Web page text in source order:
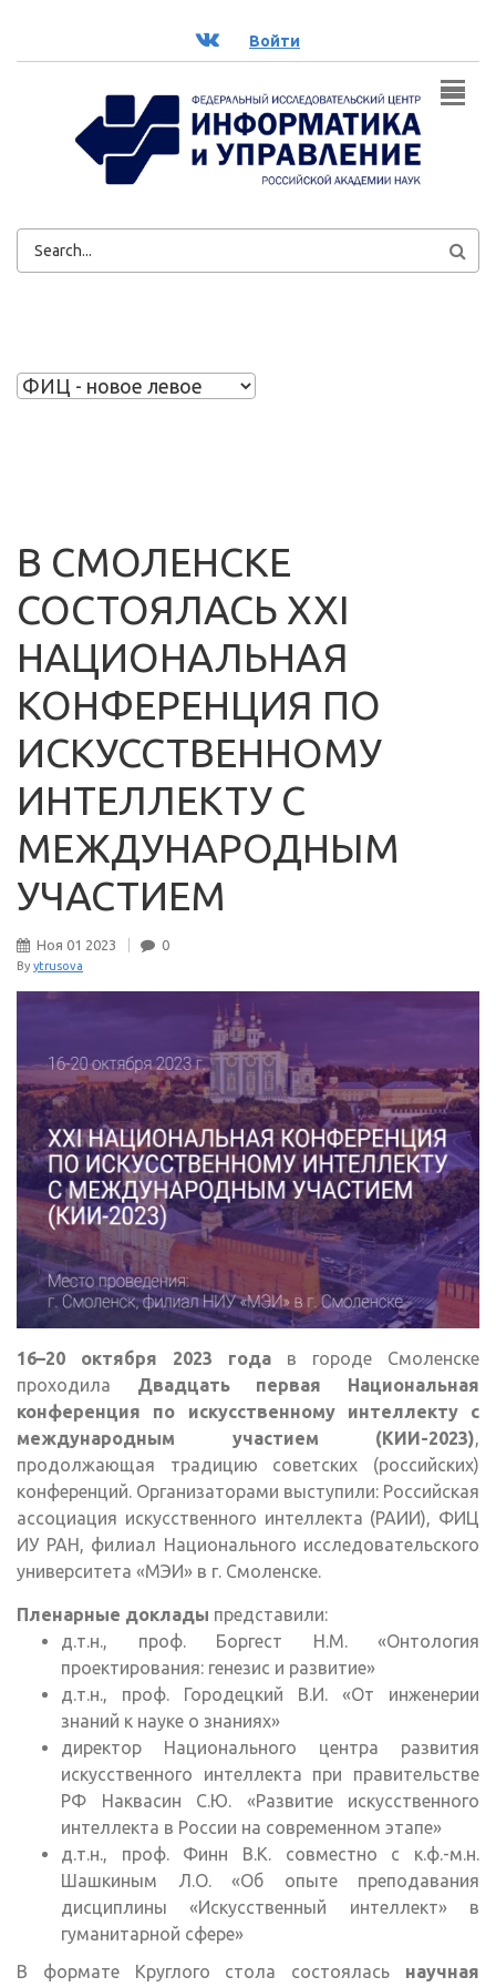
ВК Войти
ФОРМА
В СМОЛЕНСКЕ
СОСТОЯЛАСЬ XXI
НАЦИОНАЛЬНАЯ
КОНФЕРЕНЦИЯ ПО
ИСКУССТВЕННОМУ
ИНТЕЛЛЕКТУ С
МЕЖДУНАРОДНЫМ
УЧАСТИЕМ
Ноя 01 2023 0
By ytrusova
16–20 октября 2023 года в городе Смоленске
проходила Двадцать первая Национальная
конференция по искусственному интеллекту с
международным участием (КИИ-2023),
продолжающая традицию советских (российских)
конференций. Организаторами выступили: Российская
ассоциация искусственного интеллекта (РАИИ), ФИЦ
ИУ РАН, филиал Национального исследовательского
университета «МЭИ» в г. Смоленске.
Пленарные доклады представили:
д.т.н., проф. Боргест Н.М. «Онтология
проектирования: генезис и развитие»
д.т.н., проф. Городецкий В.И. «От инженерии
знаний к науке о знаниях»
директор Национального центра развития
искусственного интеллекта при правительстве
РФ Наквасин С.Ю. «Развитие искусственного
интеллекта в России на современном этапе»
д.т.н., проф. Финн В.К. совместно с к.ф.-м.н.
Шашкиным Л.О. «Об опыте преподавания
дисциплины «Искусственный интеллект» в
гуманитарной сфере»
В формате Круглого стола состоялась научная